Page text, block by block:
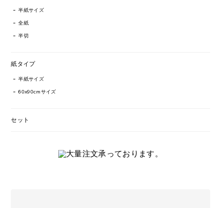
半紙サイズ
全紙
半切
紙タイプ
半紙サイズ
60x90cmサイズ
セット